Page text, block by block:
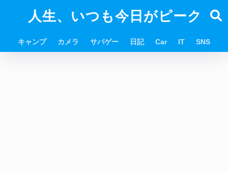
人生、いつも今日がピーク
キャンプ カメラ サバゲー 日記 Car IT SNS